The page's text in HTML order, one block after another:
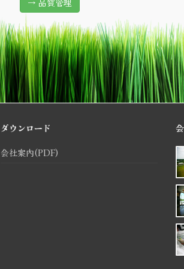
ダウンロード
会社案内(PDF)